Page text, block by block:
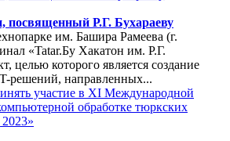
посвященный Р.Г. Бухараеву
им. Башира Рамеева (г.
«Tatar.Бу Хакатон им. Р.Г.
целью которого является создание
решений, направленных...